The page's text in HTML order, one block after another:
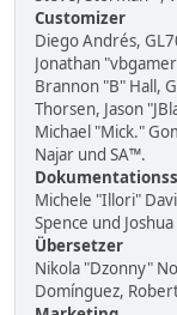
Customizer
Diego Andrés,
Jonathan
Brannon "B" Hall,
Thorsen, Jason
Michael "Mick."
Najar und SA™.
Michele "Illori"
Spence und
Übersetzer
Nikola "Dzonny"
Domínguez,